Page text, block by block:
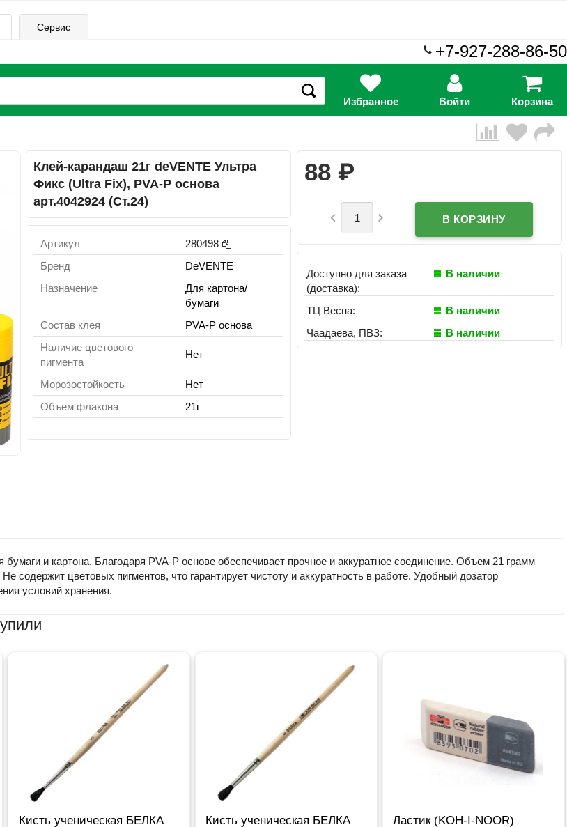
Сервис
+7-927-288-86-50
Избранное Войти Корзина
Клей-карандаш 21г deVENTE Ультра
Фикс (Ultra Fix), PVA-P основа
арт.4042924 (Ст.24)
Артикул
280498
Бренд
DeVENTE
Назначение
Для картона/
бумаги
Состав клея
PVA-P основа
Наличие цветового
пигмента
Нет
Морозостойкость
Нет
Объем флакона
21г
88 ₽
 
Доступно для заказа
(доставка):
В наличии
ТЦ Весна:
В наличии
Чаадаева, ПВЗ:
В наличии
и картона. Благодаря PVA-P основе обеспечивает прочное и аккуратное соединение. Объем 21 грамм –
цветовых пигментов, что гарантирует чистоту и аккуратность в работе. Удобный дозатор
условий хранения.
Кисть ученическая БЕЛКА
Кисть ученическая БЕЛКА
Ластик (KOH-I-NOOR)